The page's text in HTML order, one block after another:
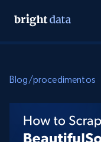
Blog/procedimentos